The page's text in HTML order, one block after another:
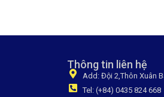
Thông tin liên hệ
Add: Đội 2,Thôn Xuân
Tel: (+84) 0435 824 668